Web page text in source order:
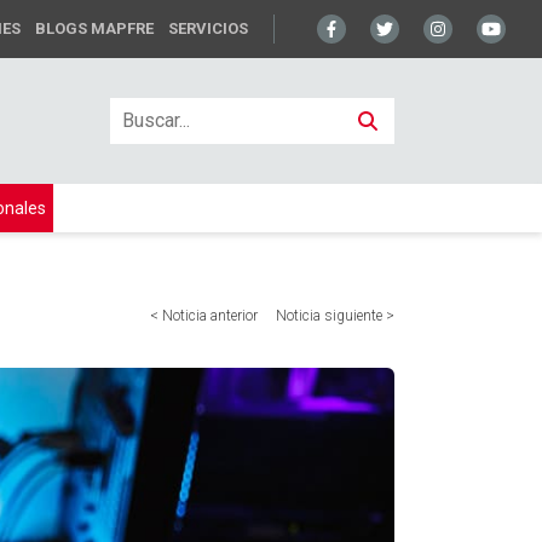
BLOGS MAPFRE SERVICIOS
< Noticia anterior Noticia siguiente >